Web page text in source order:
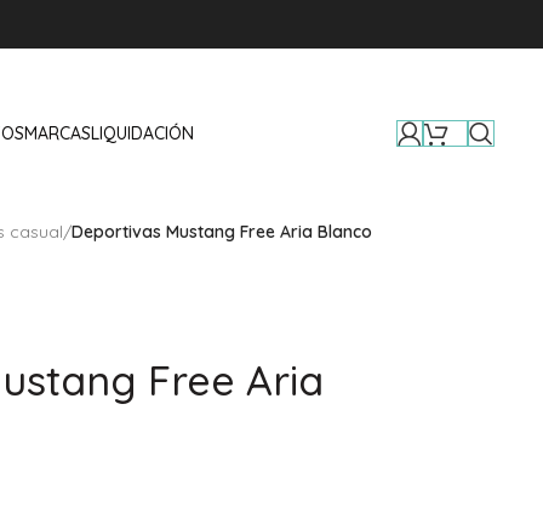
MARCASLIQUIDACIÓN
casual/Deportivas Mustang Free Aria Blanco
Free Aria